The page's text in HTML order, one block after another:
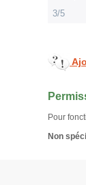
3/5
Pour
Non